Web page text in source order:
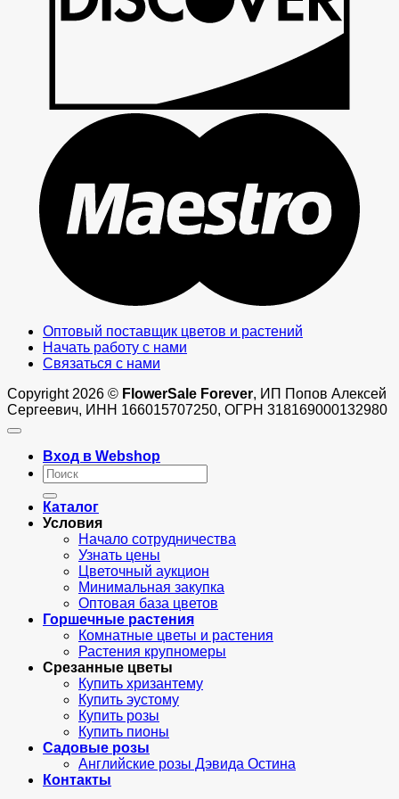
Оптовый поставщик цветов и растений
Начать работу с нами
Связаться с нами
Copyright 2026 © FlowerSale Forever, ИП Попов Алексей
Сергеевич, ИНН 166015707250, ОГРН 318169000132980
Вход в Webshop
Искать:
Каталог
Условия
Начало сотрудничества
Узнать цены
Цветочный аукцион
Минимальная закупка
Оптовая база цветов
Горшечные растения
Комнатные цветы и растения
Растения крупномеры
Срезанные цветы
Купить хризантему
Купить эустому
Купить розы
Купить пионы
Садовые розы
Английские розы Дэвида Остина
Контакты